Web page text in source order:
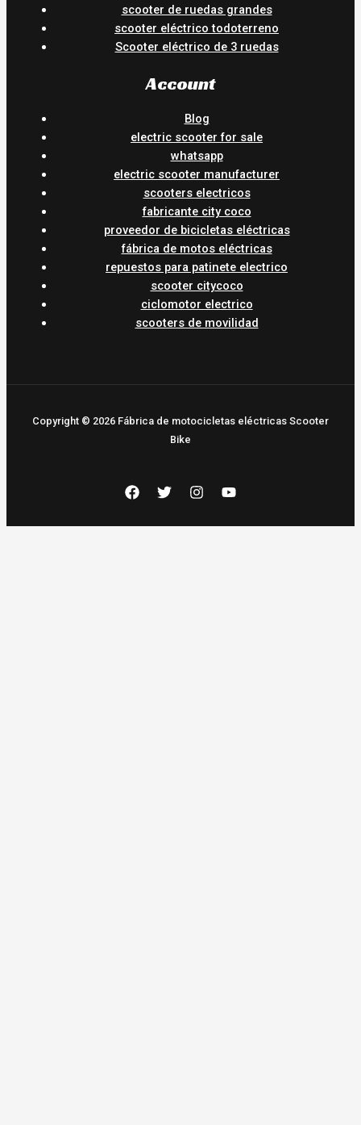
scooter de ruedas grandes
scooter eléctrico todoterreno
Scooter eléctrico de 3 ruedas
Account
Blog
electric scooter for sale
whatsapp
electric scooter manufacturer
scooters electricos
fabricante city coco
proveedor de bicicletas eléctricas
fábrica de motos eléctricas
repuestos para patinete electrico
scooter citycoco
ciclomotor electrico
scooters de movilidad
Copyright © 2026 Fábrica de motocicletas eléctricas Scooter
Bike